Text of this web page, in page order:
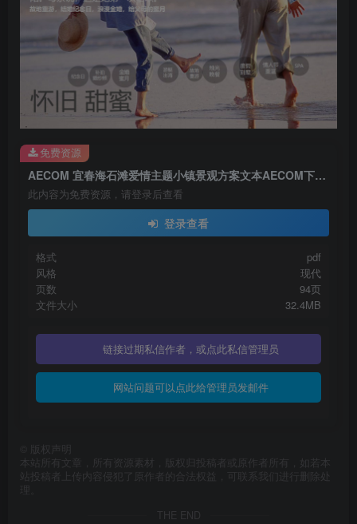
AECOM 宜春海石滩爱情主题小镇景观方案文本AECOM下载 PDF
此内容为免费资源，请登录后查看
登录查看
格式
pdf
风格
现代
页数
94页
文件大小
32.4MB
链接过期私信作者，或点此私信管理员
网站问题可以点此给管理员发邮件
免费资源
版权声明
本站所有文章，所有资源素材，版权归投稿者或原作者所有，如若本
站投稿者上传内容侵犯了原作者的合法权益，可联系我们进行删除处
THE END